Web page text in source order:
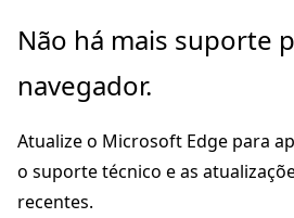
Pular
o
principal
Não há mais suporte
navegador.
Atualize o Microsoft Edge para
o suporte técnico e as
recentes.